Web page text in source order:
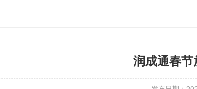
润成通春